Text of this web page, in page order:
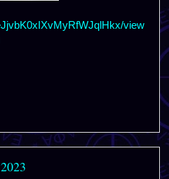
view